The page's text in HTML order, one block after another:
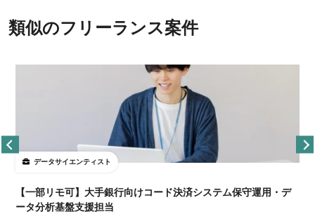
類似のフリーランス案件
データサイエンティスト
【一部リモ可】大手銀行向けコード決済システム保守運用・デ
ータ分析基盤支援担当